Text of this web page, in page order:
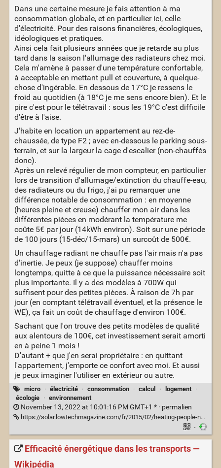
Dans une certaine mesure je fais attention à ma
consommation globale, et en particulier ici, celle
d'électricité. Pour des raisons financières, écologiques,
idéologiques et pratiques.
Ainsi cela fait plusieurs années que je retarde au plus
tard dans la saison l'allumage des radiateurs chez moi.
Cela m'amène à passer d'une température confortable,
à acceptable en mettant pull et couverture, à quelque-
chose d'ingérable. En dessous de 17°C je ressens le
froid au quotidien (à 18°C je me sens encore bien). Et le
pire c'est pour le télétravail : sous les 19°C c'est difficile
d'être à l'aise.
J'habite en location un appartement au rez-de-
chaussée, de type F2 ; avec en-dessous le parking sous-
terrain, et sur la largeur la cage d'escalier (non-chauffés
donc).
Après un relevé régulier de mon compteur, en particulier
lors de transition d'allumage/extinction du chauffe-eau,
des radiateurs ou du frigo, j'ai pu remarquer une
différence notable de consommation : en moyenne
(heures pleine et creuse) chauffer mon air dans les
différentes pièces en modérant la température me
coûte 5€ par jour (14kWh environ). Soit sur une période
de 100 jours (15-déc/15-mars) un surcoût de 500€.
Un chauffage radiant ne chauffe pas l'air mais n'a pas
d'inertie. Je peux (je suppose) chauffer moins
longtemps, quitte à ce que la puissance nécessaire soit
plus importante. Il y a des modèles à 700W qui
suffisent pour des petites pièces. À raison de 7h par
jour (en comptant télétravail éventuel, et la présence le
WE), ça fait un coût de chauffage d'environ 100€.
Sachant que l'on trouve des petits modèles de qualité
aux alentours de 100€, cet investissement serait amorti
en à peine 1 mois !
D'autant + que j'en serai propriétaire : en quittant
l'appartement, j'emporte ce confort avec moi. Et aussi
je peux imaginer l'utiliser en extérieur ou autre.
micro · électricité · consommation · calcul · logement
·
écologie
· environnement
November 13, 2022 at 10:01:16 PM GMT+1 * · permalien
https://solar.lowtechmagazine.com/fr/2015/02/heating-people-not-spaces.html
·
Efficacité énergétique dans les transports —
Wikipédia